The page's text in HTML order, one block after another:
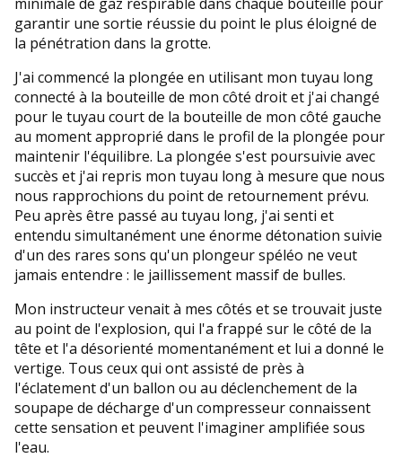
garantir une sortie réussie du point le plus éloigné de
la pénétration dans la grotte.
J'ai commencé la plongée en utilisant mon tuyau long
connecté à la bouteille de mon côté droit et j'ai changé
pour le tuyau court de la bouteille de mon côté gauche
au moment approprié dans le profil de la plongée pour
maintenir l'équilibre. La plongée s'est poursuivie avec
succès et j'ai repris mon tuyau long à mesure que nous
nous rapprochions du point de retournement prévu.
Peu après être passé au tuyau long, j'ai senti et
entendu simultanément une énorme détonation suivie
d'un des rares sons qu'un plongeur spéléo ne veut
jamais entendre : le jaillissement massif de bulles.
Mon instructeur venait à mes côtés et se trouvait juste
au point de l'explosion, qui l'a frappé sur le côté de la
tête et l'a désorienté momentanément et lui a donné le
vertige. Tous ceux qui ont assisté de près à
l'éclatement d'un ballon ou au déclenchement de la
soupape de décharge d'un compresseur connaissent
cette sensation et peuvent l'imaginer amplifiée sous
l'eau.